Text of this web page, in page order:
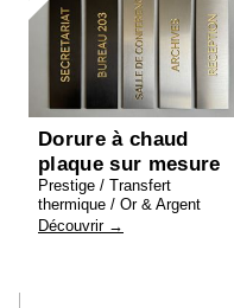
Dorure à chaud
plaque sur mesure
Prestige / Transfert
thermique / Or & Argent
Découvrir →